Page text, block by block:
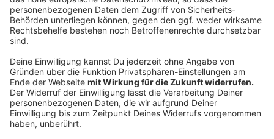
authentischen Art, wie er es schafft, die Bälle bei der
Dauer-Jonglage zwischen Job und Familie geschickt in
der Luft zu halten. Oder eben auch nicht… Und dann
Anzeige
FürBademeister Schaluppkesind die chlorreichen